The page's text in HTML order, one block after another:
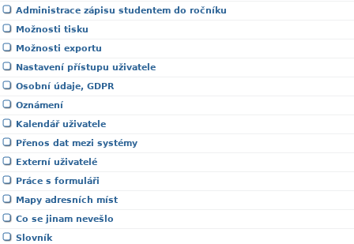
Administrace zápisu studentem do ročníku
Možnosti tisku
Možnosti exportu
Nastavení přístupu uživatele
Osobní údaje, GDPR
Oznámení
Kalendář uživatele
Přenos dat mezi systémy
Externí uživatelé
Práce s formuláři
Mapy adresních míst
Co se jinam nevešlo
Slovník